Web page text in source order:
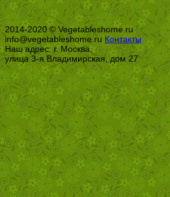
2014-2020 © Vegetableshome.ru
info@vegetableshome.ruКонтакты
Наш адрес: г. Москва,
улица 3-я Владимирская, дом 27